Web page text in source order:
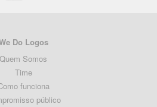
Do Logos
Quem Somos
Time
funciona
público